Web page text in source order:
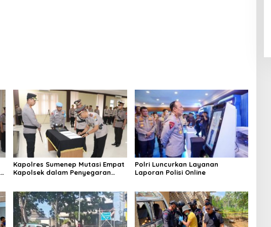
Kapolres Sumenep Mutasi Empat
Kapolsek dalam Penyegaran
Polri Luncurkan Layanan
Laporan Polisi Online